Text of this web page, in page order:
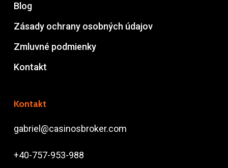
Blog
Zásady ochrany osobných údajov
Zmluvné podmienky
Kontakt
Kontakt
gabriel@casinosbroker.com
+40-757-953-988